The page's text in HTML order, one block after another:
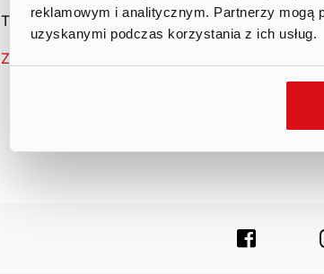
reklamowym i analitycznym. Partnerzy mogą
uzyskanymi podczas korzystania z ich usług.
The content of the notification shall be